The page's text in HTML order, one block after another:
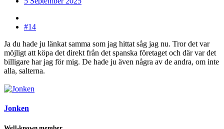
#14
Ja du hade ju länkat samma som jag hittat såg jag nu. Tror det var
möjligt att köpa det direkt från det spanska företaget och där var det
billigare har jag för mig. De hade ju även några av de andra, om inte
alla, salterna.
Jonken